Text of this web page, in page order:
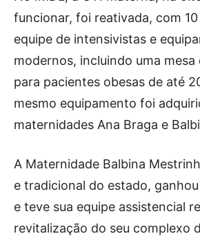
funcionar, foi reativada, com
equipe de intensivistas e
modernos, incluindo uma
para pacientes obesas de até
mesmo equipamento foi
maternidades Ana Braga e
A Maternidade Balbina
e tradicional do estado,
e teve sua equipe assistencial
revitalização do seu complexo